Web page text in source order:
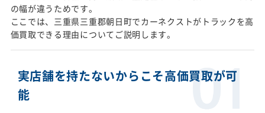
の幅が違うためです。
ここでは、三重県三重郡朝日町でカーネクストがトラックを高
価買取できる理由についてご説明します。
実店舗を持たないからこそ高価買取が可
能